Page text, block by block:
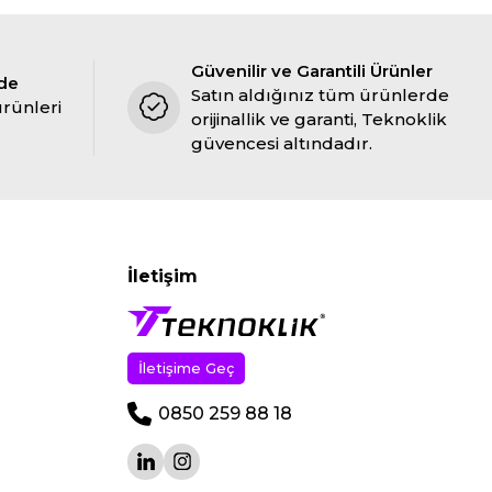
Güvenilir ve Garantili Ürünler
Satın aldığınız tüm ürünlerde
orijinallik ve garanti, Teknoklik
güvencesi altındadır.
İletişim
İletişime Geç
0850 259 88 18